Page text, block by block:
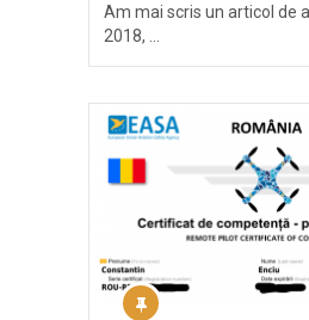
Am mai scris un articol de
2018, …